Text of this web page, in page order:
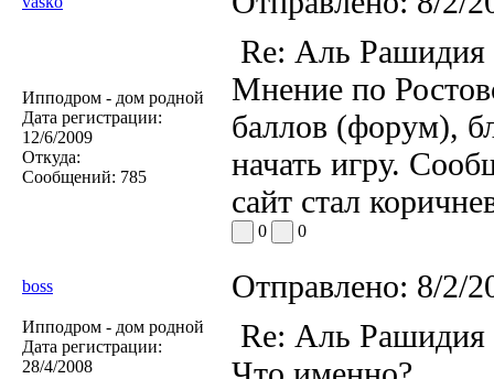
Ипподром - дом родной
Дата регистрации:
12/6/2009
Откуда:
Сообщений: 785
Re: Аль Рашидия
Мнение по
баллов (форум),
начать игру.
сайт стал
0 0
boss Отправлено: 8/2/
Ипподром - дом родной
Дата регистрации:
28/4/2008
Re: Аль Рашидия